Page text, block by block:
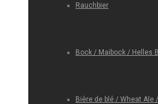
Rauchbier
Bock / Maibock / Helles
Bière de blé / Wheat Ale